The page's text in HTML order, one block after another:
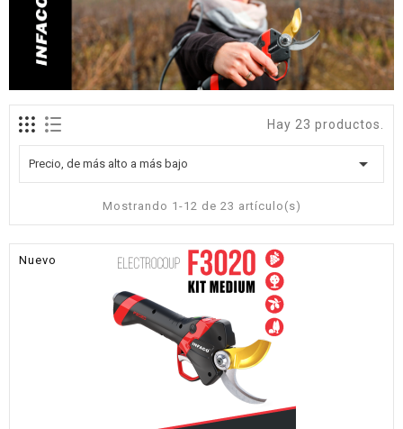
Hay 23 productos.
Precio, de más alto a más bajo 
Mostrando 1-12 de 23 artículo(s)
Nuevo